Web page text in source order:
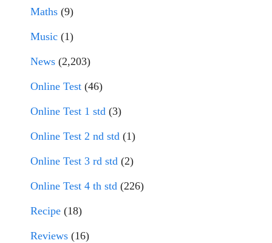
Maths (9)
Music (1)
News (2,203)
Online Test (46)
Online Test 1 std (3)
Online Test 2 nd std (1)
Online Test 3 rd std (2)
Online Test 4 th std (226)
Recipe (18)
Reviews (16)